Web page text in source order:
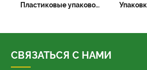
Пластиковые упаковочные пакеты из алюминиевой фольги для игрушек
СВЯЗАТЬСЯ С НАМИ